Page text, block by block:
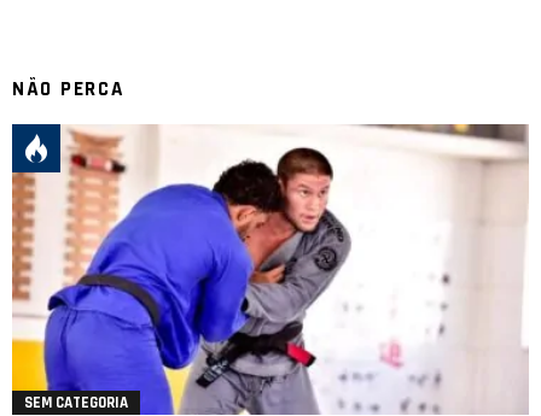
NÃO PERCA
SEM CATEGORIA